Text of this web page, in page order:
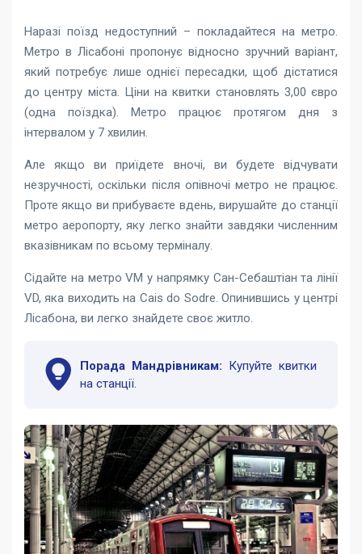
Наразі поїзд недоступний – покладайтеся на метро.
Метро в Лісабоні пропонує відносно зручний варіант,
який потребує лише однієї пересадки, щоб дістатися
до центру міста. Ціни на квитки становлять 3,00 євро
(одна поїздка). Метро працює протягом дня з
інтервалом у 7 хвилин.
Але якщо ви приїдете вночі, ви будете відчувати
незручності, оскільки після опівночі метро не працює.
Проте якщо ви прибуваєте вдень, вирушайте до станції
метро аеропорту, яку легко знайти завдяки численним
вказівникам по всьому терміналу.
Сідайте на метро VM у напрямку Сан-Себаштіан та лінії
VD, яка виходить на Cais do Sodre. Опинившись у центрі
Лісабона, ви легко знайдете своє житло.
Порада Мандрівникам: Купуйте квитки
на станції.